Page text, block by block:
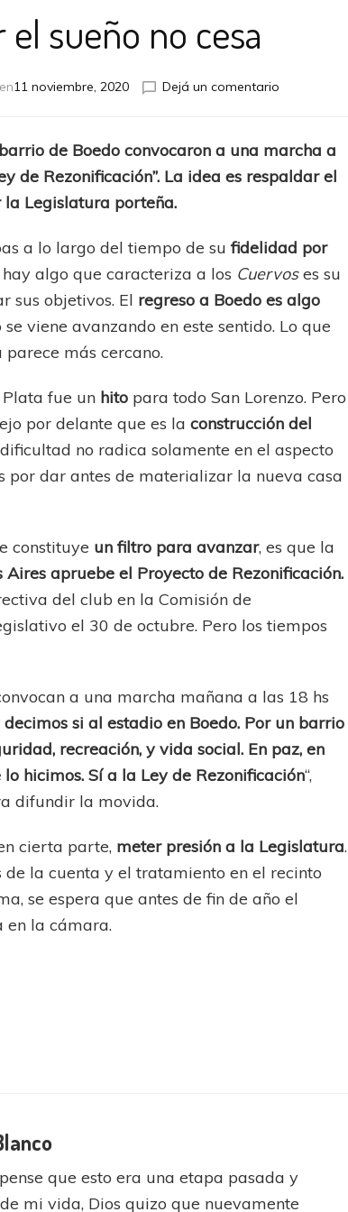
sueño no cesa
11 noviembre, 2020 Dejá un comentarioen
el
sueño
de Boedo convocaron a una marcha a
de Rezonificación”. La idea es respaldar el
Legislatura porteña.
a lo largo del tiempo de sufidelidad por
hay algo que caracteriza a los Cuervoses su
sus objetivos. El regreso a Boedo es algo
viene avanzando en este sentido. Lo que
más cercano.
fue un hito para todo San Lorenzo. Pero
por delante que es laconstrucción del
no radica solamente en el aspecto
por dar antes de materializar la nueva casa
constituye un filtro para avanzar, es que la
apruebe el Proyecto de Rezonificación.
del club en la Comisión de
el 30 de octubre. Pero los tiempos
a una marcha mañana a las 18 hs
decimos si al estadio en Boedo. Por un barrio
recreación, y vida social. En paz, en
hicimos. Sí a la Ley de Rezonificación“,
difundir la movida.
cierta parte, meter presión a la Legislatura.
de la cuenta y el tratamiento en el recinto
se espera que antes de fin de año el
en la cámara.
que esto era una etapa pasada y
mi vida, Dios quizo que nuevamente